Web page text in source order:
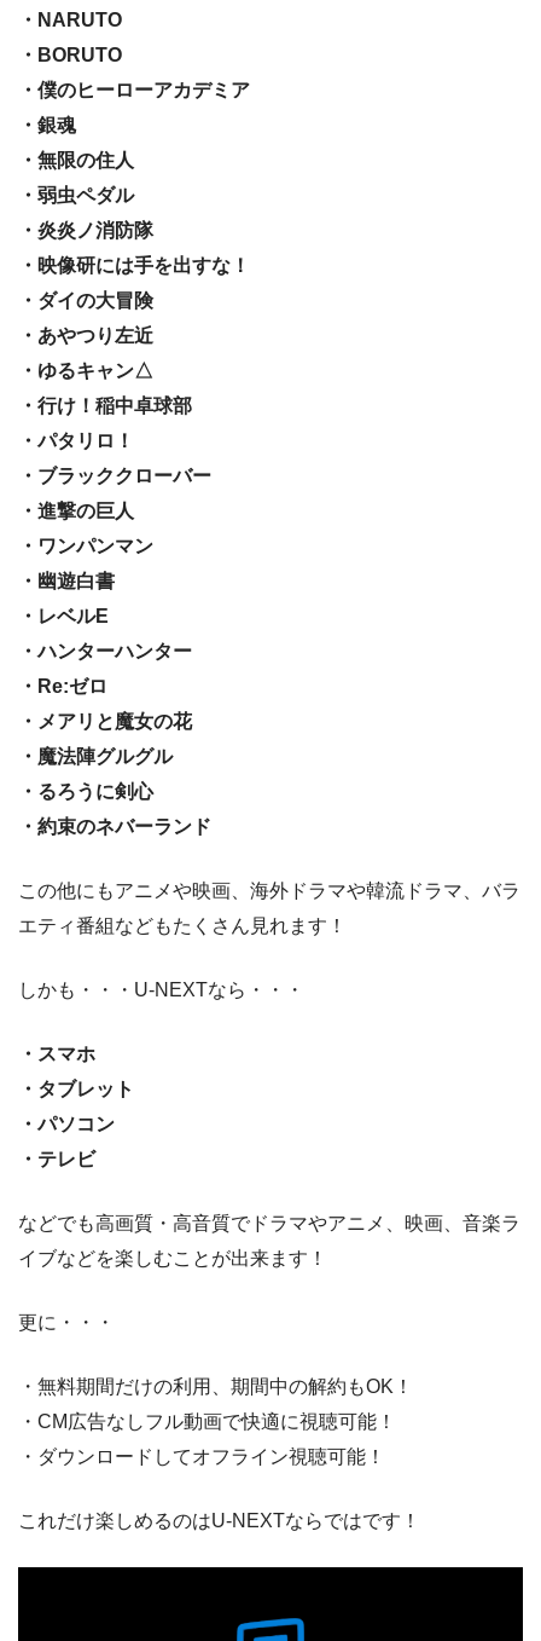
・NARUTO
・BORUTO
・僕のヒーローアカデミア
・銀魂
・無限の住人
・弱虫ペダル
・炎炎ノ消防隊
・映像研には手を出すな！
・ダイの大冒険
・あやつり左近
・ゆるキャン△
・行け！稲中卓球部
・パタリロ！
・ブラッククローバー
・進撃の巨人
・ワンパンマン
・幽遊白書
・レベルE
・ハンターハンター
・Re:ゼロ
・メアリと魔女の花
・魔法陣グルグル
・るろうに剣心
・約束のネバーランド
この他にもアニメや映画、海外ドラマや韓流ドラマ、バラ
エティ番組などもたくさん見れます！
しかも・・・U-NEXTなら・・・
・スマホ
・タブレット
・パソコン
・テレビ
などでも高画質・高音質でドラマやアニメ、映画、音楽ラ
イブなどを楽しむことが出来ます！
更に・・・
・無料期間だけの利用、期間中の解約もOK！
・CM広告なしフル動画で快適に視聴可能！
・ダウンロードしてオフライン視聴可能！
これだけ楽しめるのはU-NEXTならではです！